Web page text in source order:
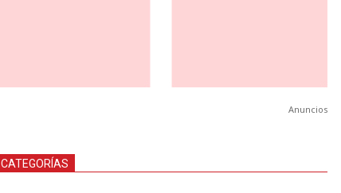
Anuncios
CATEGORÍAS